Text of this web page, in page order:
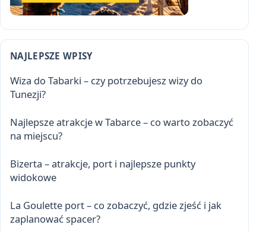
NAJLEPSZE WPISY
Wiza do Tabarki – czy potrzebujesz wizy do
Tunezji?
Najlepsze atrakcje w Tabarce – co warto zobaczyć
na miejscu?
Bizerta – atrakcje, port i najlepsze punkty
widokowe
La Goulette port – co zobaczyć, gdzie zjeść i jak
zaplanować spacer?